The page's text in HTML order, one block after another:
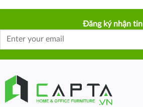
Đăng ký nhận tin